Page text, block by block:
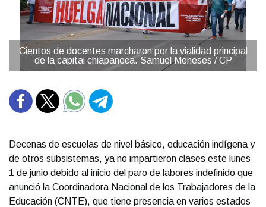
Cientos de docentes marcharon por la vialidad principal
de la capital chiapaneca. Samuel Meneses / CP
Decenas de escuelas de nivel básico, educación indígena y
de otros subsistemas, ya no impartieron clases este lunes
1 de junio debido al inicio del paro de labores indefinido que
anunció la Coordinadora Nacional de los Trabajadores de la
Educación (CNTE), que tiene presencia en varios estados